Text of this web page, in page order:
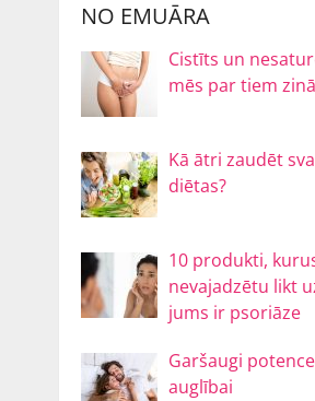
NO EMUĀRA
Cistīts un
mēs par tiem
Kā ātri zaudēt
diētas?
10 produkti,
nevajadzētu likt
jums ir psoriāze
Garšaugi
auglībai